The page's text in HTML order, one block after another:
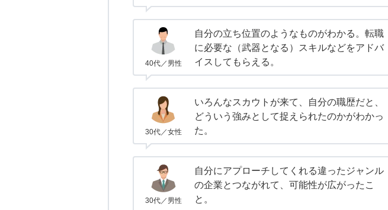
40代／男性
自分の立ち位置のようなものがわかる。転職
に必要な（武器となる）スキルなどをアドバ
イスしてもらえる。
30代／女性
いろんなスカウトが来て、自分の職歴だと、
どういう強みとして捉えられたのかがわかっ
た。
30代／男性
自分にアプローチしてくれる違ったジャンル
の企業とつながれて、可能性が広がったこ
と。